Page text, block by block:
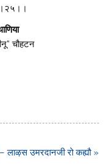
चौहटन
लाऴस उमरदानजी रो कह्यौ »